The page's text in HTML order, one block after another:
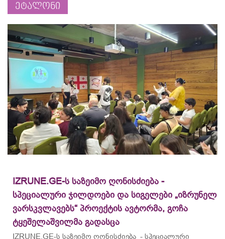
ეტალონი
IZRUNE.GE-ს საზეიმო ღონისძიება -
სპეციალური ჯილდოები და სიგელები „იზრუნელ
ვარსკვლავებს“ პროექტის ავტორმა, გოჩა
ტყეშელაშვილმა გადასცა
IZRUNE.GE-ს საზეიმო ღონისძიება - სპეციალური